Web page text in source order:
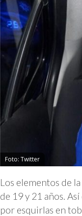
Foto: Twitter
Los elementos de
de 19 y 21 años.
por esquirlas en